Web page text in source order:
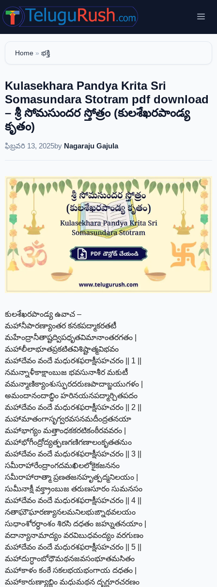
Skip
to
content
Home » భక్తి
Kulasekhara Pandya Krita Sri
Somasundara Stotram pdf download
– శ్రీ సోమసుందర స్తోత్రం (కులశేఖరపాండ్య
కృతం)
ఫిబ్రవరి 13, 2025by Nagaraju Gajula
కులశేఖరపాండ్య ఉవాచ –
మహానీపారణ్యాంతర కనకపద్మాకరతటీ
మహేంద్రానీతాష్టద్విపధృతవిమానాంతరగతం |
మహాలీలాభూతప్రకటితవిశిష్టాత్మవిభవం
మహాదేవం వందే మధురశఫరాక్షీసహచరం || 1 ||
నమన్నాళీకాక్షాంబుజ భవసునాశీర మకుటీ
వమన్మాణిక్యాంశుస్ఫురదరుణపాదాబ్జయుగళం |
అమందానందాబ్ధిం హరినయనపద్మార్చితపదం
మహాదేవం వందే మధురశఫరాక్షీసహచరం || 2 ||
మహామాతంగాసృగ్వరవసనమదీంద్రతనయా
మహాభాగ్యం మత్తాంధకకరటికంఠీరవవరం |
మహాభోగీంద్రోద్యత్ఫణగణిగణాలంకృతతనుం
మహాదేవం వందే మధురశఫరాక్షీసహచరం || 3 ||
సమీరాహారేంద్రాంగదమఖిలలోకైకజననం
సమీరాహారాత్మా ప్రణతజనహృత్పద్మనిలయం |
సుమీనాక్షీ వక్త్రాంబుజ తరుణసూరం సుమనసం
మహాదేవం వందే మధురశఫరాక్షీసహచరం || 4 ||
నతాఘౌఘారణ్యానలమనిలభుఙ్నాథవలయం
సుధాంశోరర్ధాంశం శిరసి దధతం జహ్నుతనయాం |
వదాన్యానామాద్యం వరవిబుధవంద్యం వరగుణం
మహాదేవం వందే మధురశఫరాక్షీసహచరం || 5 ||
మహాదుగ్ధాంబోధౌమథనజవసంభూతమసితం
మహాకాళం కంఠే సకలభయభంగాయ దధతం |
మహాకారుణ్యాబ్ధిం మధుమథన దృగ్దూరచరణం